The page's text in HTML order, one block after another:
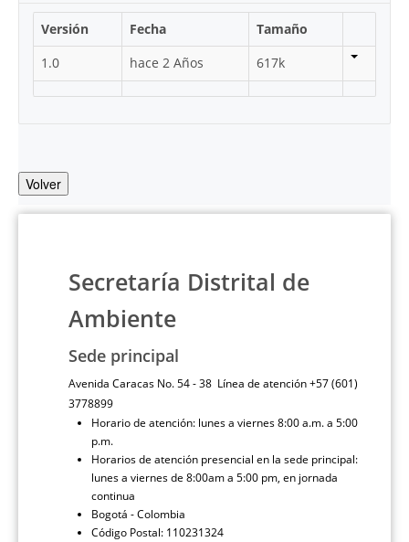
Versión Fecha
Tamaño
1.0
hace 2 Años 617k
Volver
Secretaría Distrital de
Ambiente
Sede principal
Avenida Caracas No. 54 - 38 Línea de atención +57 (601)
3778899
Horario de atención: lunes a viernes 8:00 a.m. a 5:00
p.m.
Horarios de atención presencial en la sede principal:
lunes a viernes de 8:00am a 5:00 pm, en jornada
continua
Bogotá - Colombia
Código Postal: 110231324